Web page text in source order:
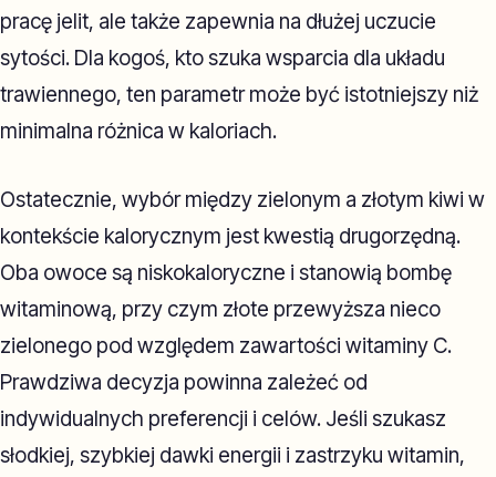
pracę jelit, ale także zapewnia na dłużej uczucie
sytości. Dla kogoś, kto szuka wsparcia dla układu
trawiennego, ten parametr może być istotniejszy niż
minimalna różnica w kaloriach.
Ostatecznie, wybór między zielonym a złotym kiwi w
kontekście kalorycznym jest kwestią drugorzędną.
Oba owoce są niskokaloryczne i stanowią bombę
witaminową, przy czym złote przewyższa nieco
zielonego pod względem zawartości witaminy C.
Prawdziwa decyzja powinna zależeć od
indywidualnych preferencji i celów. Jeśli szukasz
słodkiej, szybkiej dawki energii i zastrzyku witamin,